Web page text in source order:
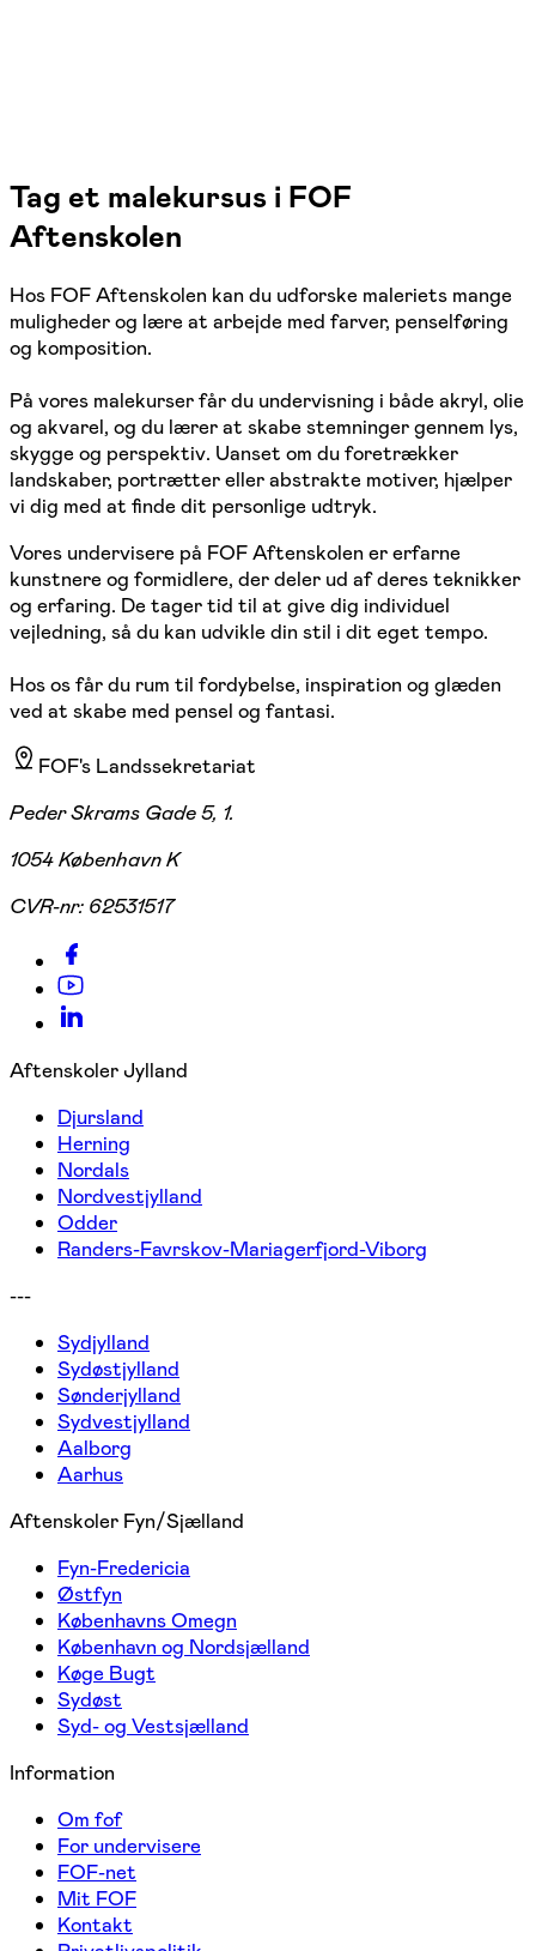
Tag et malekursus i FOF
Aftenskolen
Hos FOF Aftenskolen kan du udforske maleriets mange
muligheder og lære at arbejde med farver, penselføring
og komposition.
På vores malekurser får du undervisning i både akryl, olie
og akvarel, og du lærer at skabe stemninger gennem lys,
skygge og perspektiv. Uanset om du foretrækker
landskaber, portrætter eller abstrakte motiver, hjælper
vi dig med at finde dit personlige udtryk.
Vores undervisere på FOF Aftenskolen er erfarne
kunstnere og formidlere, der deler ud af deres teknikker
og erfaring. De tager tid til at give dig individuel
vejledning, så du kan udvikle din stil i dit eget tempo.
Hos os får du rum til fordybelse, inspiration og glæden
ved at skabe med pensel og fantasi.
FOF's Landssekretariat
Peder Skrams Gade 5, 1.
1054 København K
CVR-nr: 62531517
Aftenskoler Jylland
Djursland
Herning
Nordals
Nordvestjylland
Odder
Randers-Favrskov-Mariagerfjord-Viborg
---
Sydjylland
Sydøstjylland
Sønderjylland
Sydvestjylland
Aalborg
Aarhus
Aftenskoler Fyn/Sjælland
Fyn-Fredericia
Østfyn
Københavns Omegn
København og Nordsjælland
Køge Bugt
Sydøst
Syd- og Vestsjælland
Information
Om fof
For undervisere
FOF-net
Mit FOF
Kontakt